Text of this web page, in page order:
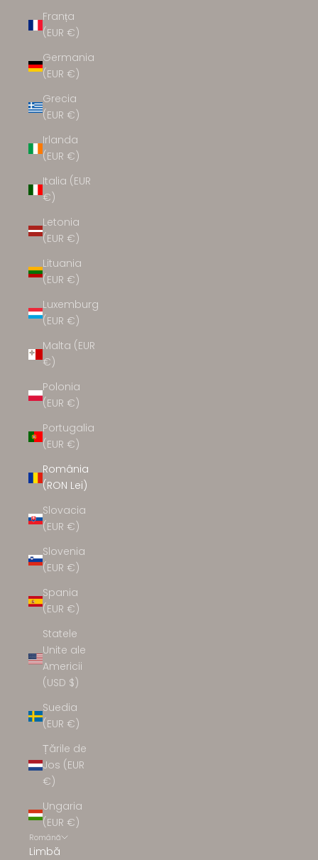
Franța
(EUR €)
Germania
(EUR €)
Grecia
(EUR €)
Irlanda
(EUR €)
Italia (EUR
€)
Letonia
(EUR €)
Lituania
(EUR €)
Luxemburg
(EUR €)
Malta (EUR
€)
Polonia
(EUR €)
Portugalia
(EUR €)
România
(RON Lei)
Slovacia
(EUR €)
Slovenia
(EUR €)
Spania
(EUR €)
Statele
Unite ale
Americii
(USD $)
Suedia
(EUR €)
Țările de
Jos (EUR
€)
Ungaria
(EUR €)
Română
Limbă